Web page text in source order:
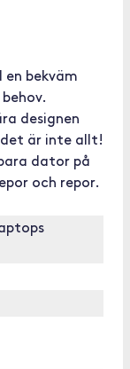
bekväm
designen
är inte allt!
dator på
och repor.